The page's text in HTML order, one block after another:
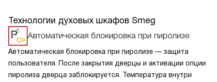
Технологии духовых шкафов Smeg
Автоматическая блокировка при пиролизе
Автоматическая блокировка при пиролизе — защита
пользователя. После закрытия дверцы и активации опции
пиролиза дверца заблокируется. Температура внутри